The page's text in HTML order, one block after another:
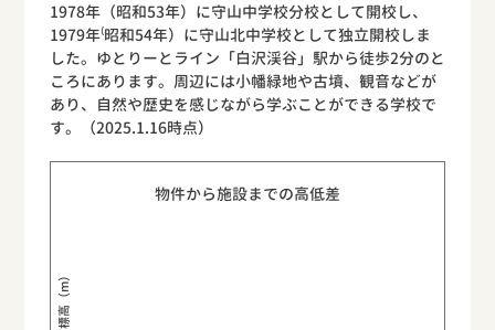
1978年（昭和53年）に守山中学校分校として開校し、
1979年⁽昭和54年）に守山北中学校として独立開校しま
した。ゆとりーとライン「白沢渓谷」駅から徒歩2分のと
ころにあります。周辺には小幡緑地や古墳、観音などが
あり、自然や歴史を感じながら学ぶことができる学校で
す。（2025.1.16時点）
物件から施設までの高低差
標高（m）